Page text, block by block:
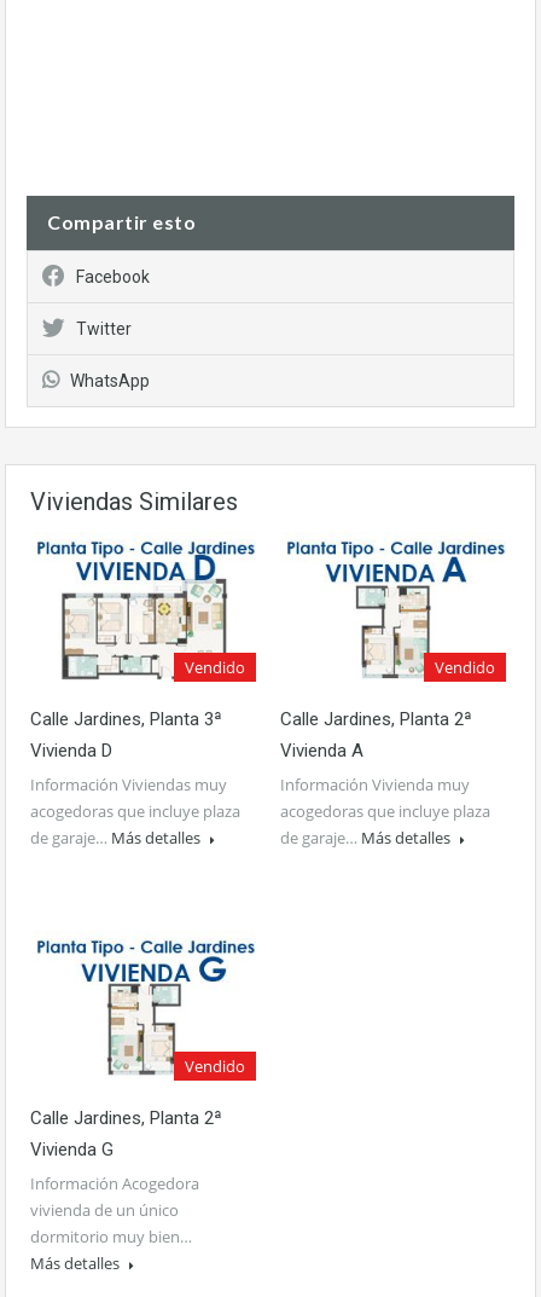
Compartir esto
Facebook
Twitter
WhatsApp
Viviendas Similares
Vendido
Calle Jardines, Planta 3ª
Vivienda D
Información Viviendas muy
acogedoras que incluye plaza
de garaje… Más detalles
Vendido
Calle Jardines, Planta 2ª
Vivienda A
Información Vivienda muy
acogedoras que incluye plaza
de garaje… Más detalles
Vendido
Calle Jardines, Planta 2ª
Vivienda G
Información Acogedora
vivienda de un único
dormitorio muy bien…
Más detalles